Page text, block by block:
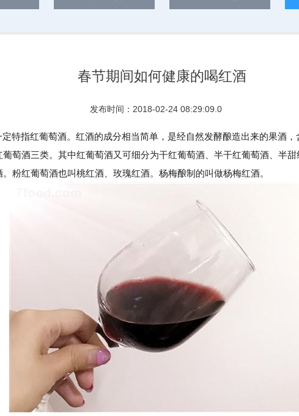
春节期间如何健康的喝红酒
发布时间：2018-02-24 08:29:09.0
特指红葡萄酒。红酒的成分相当简单，是经自然发酵酿造出来的果酒
萄酒三类。其中红葡萄酒又可细分为干红葡萄酒、半干红葡萄酒、半
粉红葡萄酒也叫桃红酒、玫瑰红酒。杨梅酿制的叫做杨梅红酒。